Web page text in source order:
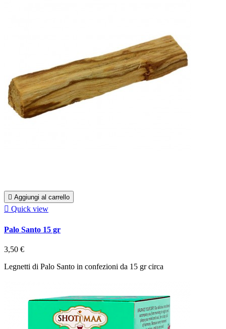
 Aggiungi al carrello
 Quick view
Palo Santo 15 gr
3,50 €
Legnetti di Palo Santo in confezioni da 15 gr circa